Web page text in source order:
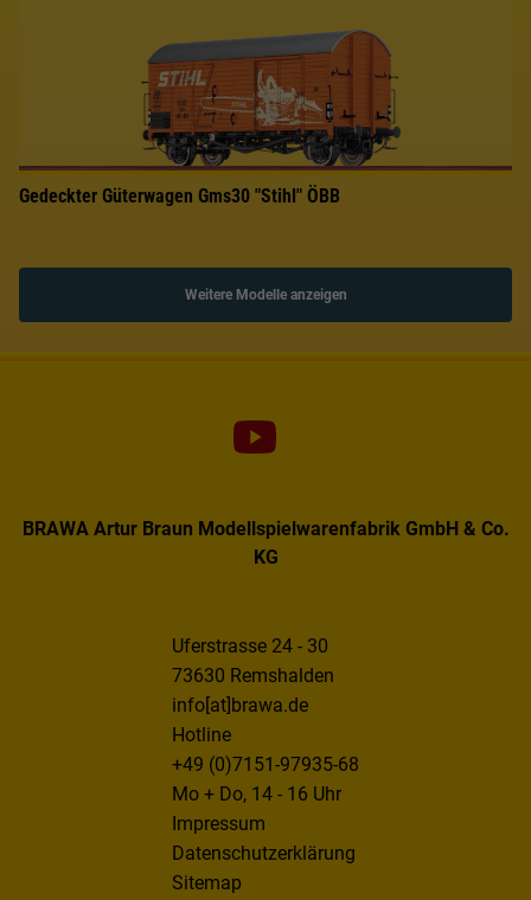
Gedeckter Güterwagen Gms30 "Stihl" ÖBB
Weitere Modelle anzeigen
BRAWA Artur Braun Modellspielwarenfabrik GmbH & Co.
KG
Uferstrasse 24 - 30
73630 Remshalden
info[at]brawa.de
Hotline
+49 (0)7151-97935-68
Mo + Do, 14 - 16 Uhr
Impressum
Datenschutzerklärung
Sitemap